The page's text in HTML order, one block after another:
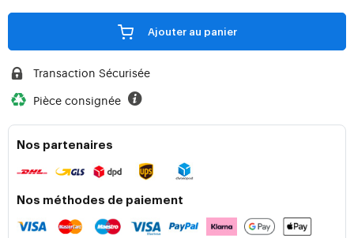
Ajouter au panier
Transaction Sécurisée
Pièce consignée
Nos partenaires
Nos méthodes de paiement